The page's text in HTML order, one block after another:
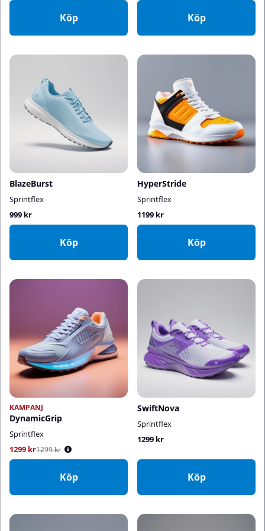
Köp Köp
BlazeBurst
Sprintflex
999 kr
Köp
HyperStride
Sprintflex
1199 kr
Köp
KAMPANJ
DynamicGrip
Sprintflex
1299 kr
Ordinarie pris:
1299 kr
Köp
SwiftNova
Sprintflex
1299 kr
Köp